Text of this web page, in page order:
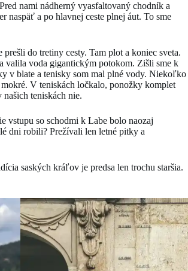
nami nádherný vyasfaltovaný chodník a
naspäť a po hlavnej ceste plnej áut. To sme
do tretiny cesty. Tam plot a koniec sveta.
valila voda gigantickým potokom. Zišli sme k
v blate a tenisky som mal plné vody. Niekoľko
V teniskách ločkalo, ponožky komplet
teniskách nie.
vstupu so schodmi k Labe bolo naozaj
dni robili? Prežívali len letné pitky a
saských kráľov je predsa len trochu staršia.